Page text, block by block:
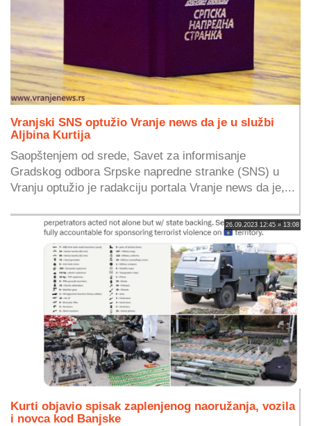
Vranjski SNS optužio Vranje news da je u službi
Aljbina Kurtija
Saopštenjem od srede, Savet za informisanje
Gradskog odbora Srpske napredne stranke (SNS) u
Vranju optužio je radakciju portala Vranje news da je,...
26.09.2023 12:45 » 13:08
Kurti objavio spisak zaplenjenog naoružanja, vozila
i novca kod Banjske